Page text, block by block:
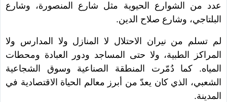
عدد من الشوارع الحيوية مثل شارع المنصورة، وشارع
البلتاجي، وشارع صلاح الدين.
لم تسلم من نيران الاحتلال لا المنازل ولا المدارس ولا
المراكز الطبية، ولا حتى المساجد ودور العبادة ومحطات
المياه. كما دُمّرت المنطقة الصناعية وسوق الشجاعية
الشعبي، الذي كان يعدّ من أبرز معالم الحياة الاقتصادية في
المدينة.